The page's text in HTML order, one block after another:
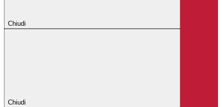
Chiudi
Chiudi